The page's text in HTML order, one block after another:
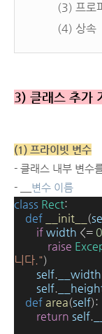
(3) 프로
(4) 상속
3) 클래스 추가
(1) 프라이빗 변수
- 클래스 내부 변수
-
변수 이름
class Rect:
def
__init__ (
if width <= 0
raise
니다.")
self. __width
self.
def area(self):
return self.